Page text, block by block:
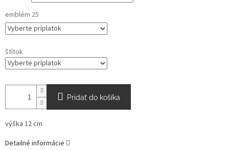
emblém 25
štítok
Pridať do košíka
výška 12 cm
Detailné informácie